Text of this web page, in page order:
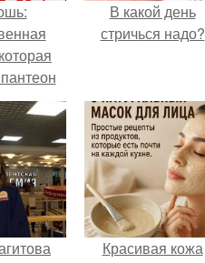
В какой день
стричься надо?
Красивая кожа